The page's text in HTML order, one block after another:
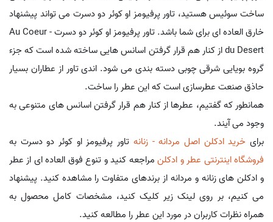
ساخت سوئیس هستید، تاور پرفیومز او کوئر دو دسرت می تواند پیشنهاد
خارق العاده ای برای شما باشد. تاور پرفیومز او کوئر دو دسرت - Au Coeur
du Desert از کنار هم قرار گرفتن اسانس هایی ساخته شده است که جزء
گروه بویایی شرقی چوبی دسته بندی می شود. اندی تاور از عطاران بسیار
حاذق صنعت عطرسازی است که این عطر را ساخت.
همانطور که گفتیم، عطرها از کنار هم قرار گرفتن اسانس های متنوعی به
وجود می آیند.
برای خرید ادکلن اصل مردانه - زنانه تاور پرفیومز او کوئر دو دسرت به
فروشگاه اینترنتی عطر و ادکلنمراجعه کنید و تنوع فوق العاده ای از عطر
و ادکلن های زنانه و مردانه از برندهای متفاوت را مشاهده کنید. پیشنهاد
می کنیم، بر روی لینک زیر کلیک کنید، مشخصات کامل محصول به
همراه نظرات کاربران در مورد این عطر را مطالعه کنید.